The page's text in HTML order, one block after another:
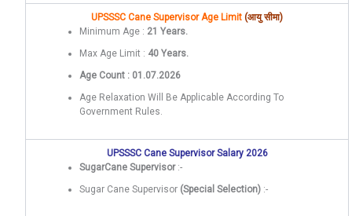
UPSSSC Cane Supervisor Age Limit(आयु सीमा)
Minimum Age : 21 Years.
Max Age Limit : 40 Years.
Age Count : 01.07.2026
Age Relaxation Will Be Applicable According To
Government Rules.
UPSSSC Cane Supervisor Salary 2026
SugarCane Supervisor:-
Sugar Cane Supervisor (Special Selection) :-